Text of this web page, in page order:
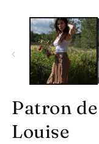
fenêtre
modale
Patron
Louise